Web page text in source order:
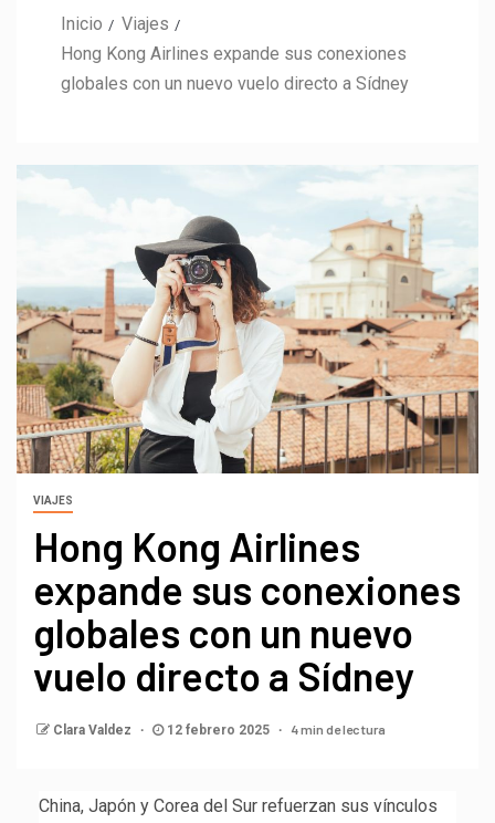
Inicio
Viajes
Hong Kong Airlines expande sus conexiones
globales con un nuevo vuelo directo a Sídney
VIAJES
Hong Kong Airlines
expande sus conexiones
globales con un nuevo
vuelo directo a Sídney
Clara Valdez 12 febrero 2025 4 min de lectura
China, Japón y Corea del Sur refuerzan sus vínculos